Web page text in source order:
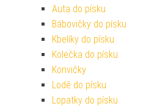
Auta do písku
Bábovičky do písku
Kbelíky do písku
Kolečka do písku
Konvičky
Lodě do písku
Lopatky do písku